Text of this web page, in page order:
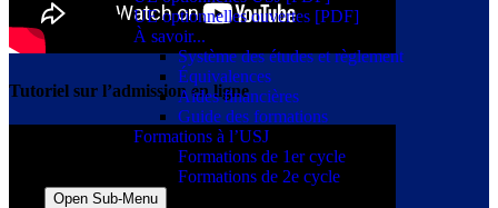
UE optionnelles ouvertes [PDF]
À savoir...
Système des études et règlement
Équivalences
Aides financières
Guide des formations
Formations à l’USJ
Formations de 1er cycle
Formations de 2e cycle
Open Sub-Menu
Tutoriel sur l’admission en ligne